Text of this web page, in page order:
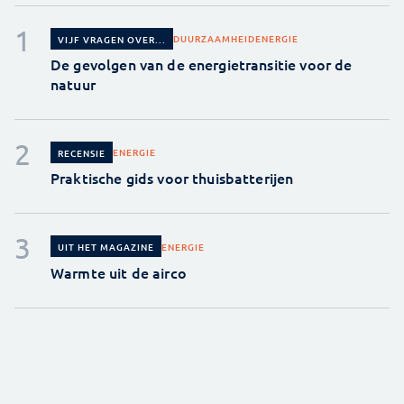
VIJF VRAGEN OVER... DUURZAAMHEIDENERGIE
De gevolgen van de energietransitie voor de
natuur
RECENSIE ENERGIE
Praktische gids voor thuisbatterijen
UIT HET MAGAZINE ENERGIE
Warmte uit de airco